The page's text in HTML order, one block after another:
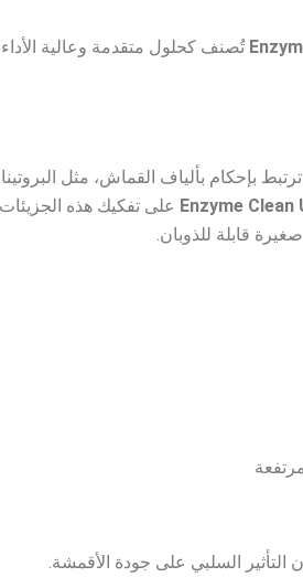
تُصنف كحلول متقدمة وعالية
بإحكام بألياف القماش، مثل
Enzyme Clean على تفكيك هذه الجزيئات
قابلة للذوبان.
التأثير السلبي على جودة الأقمشة.